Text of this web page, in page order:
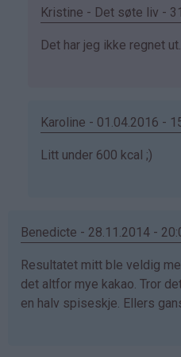
Kristine - Det søte liv -
Som
Anorektiker
bekreftet)
Det har jeg ikke regnet ut.
Karoline - 01.04.2016 -
Som
Anorektiker
bekreftet)
Litt under 600 kcal ;)
Benedicte - 28.11.2014 -
Resultatet mitt ble veldig
det altfor mye kakao. Tror
en halv spiseskje. Ellers